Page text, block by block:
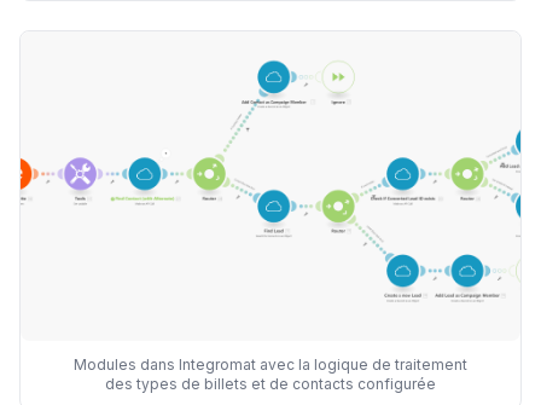
Modules dans Integromat avec la logique de traitement
des types de billets et de contacts configurée